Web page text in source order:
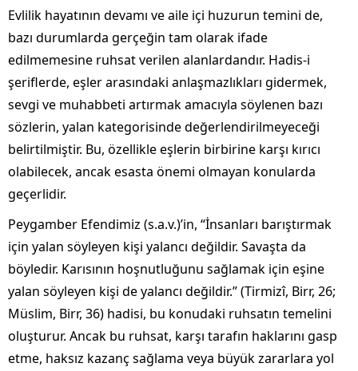
Evlilik hayatının devamı ve aile içi huzurun temini de,
bazı durumlarda gerçeğin tam olarak ifade
edilmemesine ruhsat verilen alanlardandır. Hadis-i
şeriflerde, eşler arasındaki anlaşmazlıkları gidermek,
sevgi ve muhabbeti artırmak amacıyla söylenen bazı
sözlerin, yalan kategorisinde değerlendirilmeyeceği
belirtilmiştir. Bu, özellikle eşlerin birbirine karşı kırıcı
olabilecek, ancak esasta önemi olmayan konularda
geçerlidir.
Peygamber Efendimiz (s.a.v.)’in, “İnsanları barıştırmak
için yalan söyleyen kişi yalancı değildir. Savaşta da
böyledir. Karısının hoşnutluğunu sağlamak için eşine
yalan söyleyen kişi de yalancı değildir.” (Tirmizî, Birr, 26;
Müslim, Birr, 36) hadisi, bu konudaki ruhsatın temelini
oluşturur. Ancak bu ruhsat, karşı tarafın haklarını gasp
etme, haksız kazanç sağlama veya büyük zararlara yol